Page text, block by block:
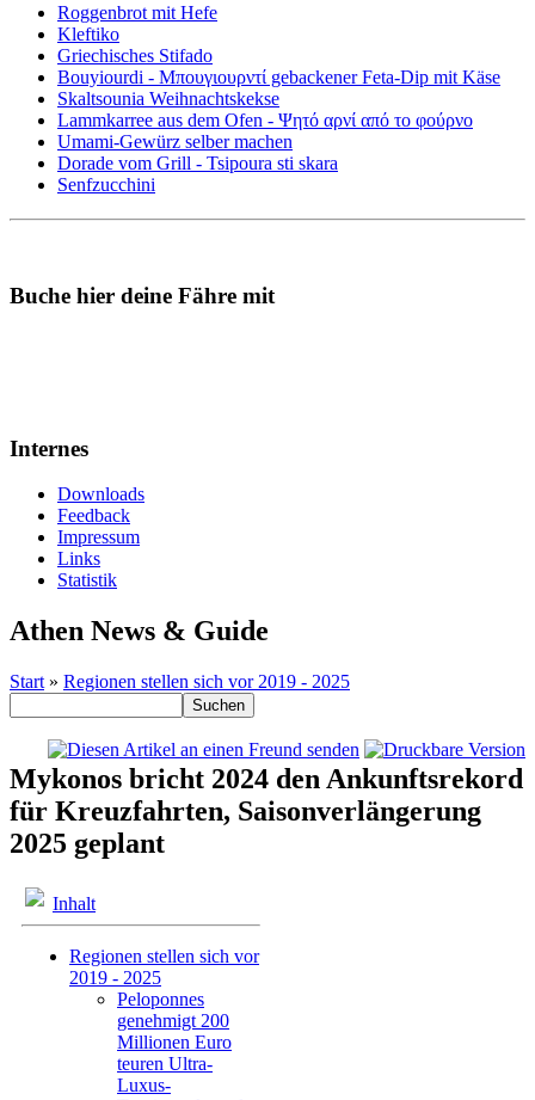
Roggenbrot mit Hefe
Kleftiko
Griechisches Stifado
Bouyiourdi - Μπουγιουρντί gebackener Feta-Dip mit Käse
Skaltsounia Weihnachtskekse
Lammkarree aus dem Ofen - Ψητό αρνί από το φούρνο
Umami-Gewürz selber machen
Dorade vom Grill - Tsipoura sti skara
Senfzucchini
Buche hier deine Fähre mit
Internes
Downloads
Feedback
Impressum
Links
Statistik
Athen News & Guide
Start » Regionen stellen sich vor 2019 - 2025
Mykonos bricht 2024 den Ankunftsrekord
für Kreuzfahrten, Saisonverlängerung
2025 geplant
Inhalt
Regionen stellen sich vor
2019 - 2025
Peloponnes
genehmigt 200
Millionen Euro
teuren Ultra-
Luxus-